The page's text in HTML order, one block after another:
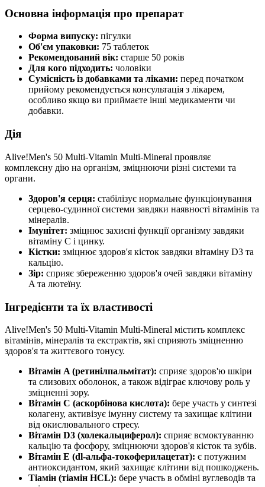
Основна інформація про препарат
Форма випуску: пігулки
Об'єм упаковки: 75 таблеток
Рекомендований вік: старше 50 років
Для кого підходить: чоловіки
Сумісність із добавками та ліками: перед початком
прийому рекомендується консультація з лікарем,
особливо якщо ви приймаєте інші медикаменти чи
добавки.
Дія
Alive!Men's 50 Multi-Vitamin Multi-Mineral проявляє
комплексну дію на організм, зміцнюючи різні системи та
органи.
Здоров'я серця: стабілізує нормальне функціонування
серцево-судинної системи завдяки наявності вітамінів та
мінералів.
Імунітет: зміцнює захисні функції організму завдяки
вітаміну C і цинку.
Кістки: зміцнює здоров'я кісток завдяки вітаміну D3 та
кальцію.
Зір: сприяє збереженню здоров'я очей завдяки вітаміну
A та лютеїну.
Інгредієнти та їх властивості
Alive!Men's 50 Multi-Vitamin Multi-Mineral містить комплекс
вітамінів, мінералів та екстрактів, які сприяють зміцненню
здоров'я та життєвого тонусу.
Вітамін A (ретинілпальмітат): сприяє здоров'ю шкіри
та слизових оболонок, а також відіграє ключову роль у
зміцненні зору.
Вітамін C (аскорбінова кислота): бере участь у синтезі
колагену, активізує імунну систему та захищає клітини
від окислювального стресу.
Вітамін D3 (холекальциферол): сприяє всмоктуванню
кальцію та фосфору, зміцнюючи здоров'я кісток та зубів.
Вітамін Е (dl-альфа-токоферилацетат): є потужним
антиоксидантом, який захищає клітини від пошкоджень.
Тіамін (тіамін HCL): бере участь в обміні вуглеводів та